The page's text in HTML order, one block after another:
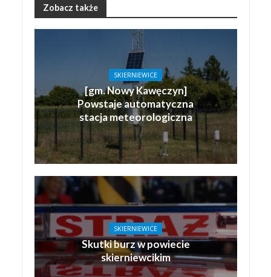
Zobacz także
SKIERNIEWICE
[gm. Nowy Kawęczyn]
Powstaje automatyczna
stacja meteorologiczna
SKIERNIEWICE
Skutki burz w powiecie
skierniewcikim